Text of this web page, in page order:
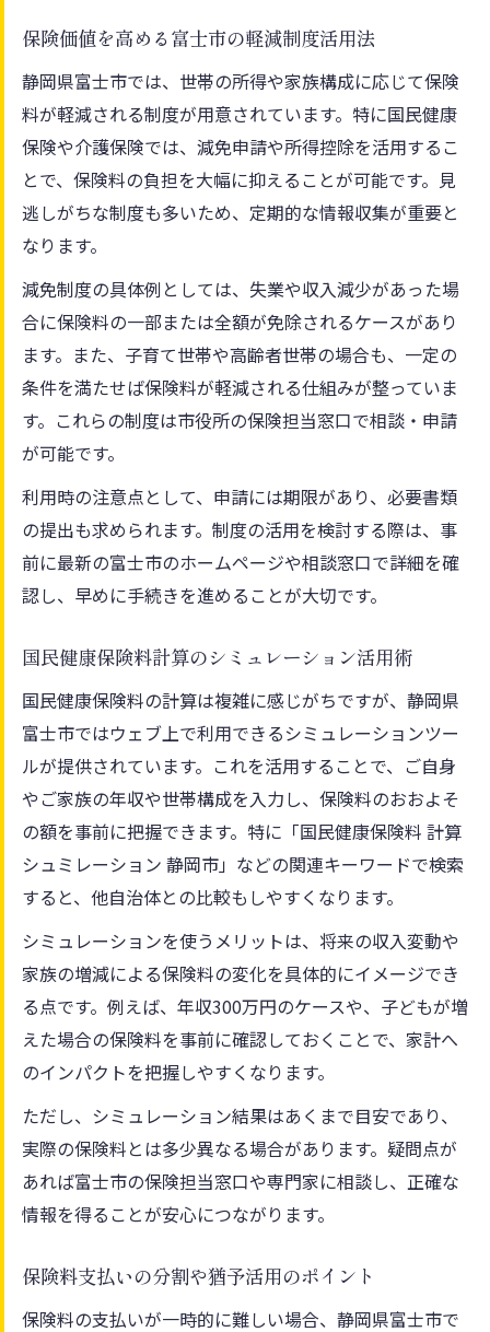
保険価値を高める富士市の軽減制度活用法
静岡県富士市では、世帯の所得や家族構成に応じて保険
料が軽減される制度が用意されています。特に国民健康
保険や介護保険では、減免申請や所得控除を活用するこ
とで、保険料の負担を大幅に抑えることが可能です。見
逃しがちな制度も多いため、定期的な情報収集が重要と
なります。
減免制度の具体例としては、失業や収入減少があった場
合に保険料の一部または全額が免除されるケースがあり
ます。また、子育て世帯や高齢者世帯の場合も、一定の
条件を満たせば保険料が軽減される仕組みが整っていま
す。これらの制度は市役所の保険担当窓口で相談・申請
が可能です。
利用時の注意点として、申請には期限があり、必要書類
の提出も求められます。制度の活用を検討する際は、事
前に最新の富士市のホームページや相談窓口で詳細を確
認し、早めに手続きを進めることが大切です。
国民健康保険料計算のシミュレーション活用術
国民健康保険料の計算は複雑に感じがちですが、静岡県
富士市ではウェブ上で利用できるシミュレーションツー
ルが提供されています。これを活用することで、ご自身
やご家族の年収や世帯構成を入力し、保険料のおおよそ
の額を事前に把握できます。特に「国民健康保険料 計算
シュミレーション 静岡市」などの関連キーワードで検索
すると、他自治体との比較もしやすくなります。
シミュレーションを使うメリットは、将来の収入変動や
家族の増減による保険料の変化を具体的にイメージでき
る点です。例えば、年収300万円のケースや、子どもが増
えた場合の保険料を事前に確認しておくことで、家計へ
のインパクトを把握しやすくなります。
ただし、シミュレーション結果はあくまで目安であり、
実際の保険料とは多少異なる場合があります。疑問点が
あれば富士市の保険担当窓口や専門家に相談し、正確な
情報を得ることが安心につながります。
保険料支払いの分割や猶予活用のポイント
保険料の支払いが一時的に難しい場合、静岡県富士市で